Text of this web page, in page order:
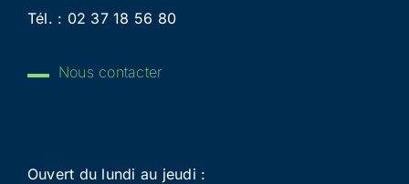
Tél. : 02 37 18 56 80
Nous contacter
Ouvert du lundi au jeudi :